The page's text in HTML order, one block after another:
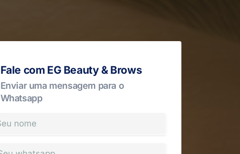
Fale com EG Beauty & Brows
Enviar uma mensagem para o
Whatsapp